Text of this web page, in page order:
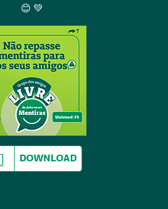
😊 💚
DOWNLOAD